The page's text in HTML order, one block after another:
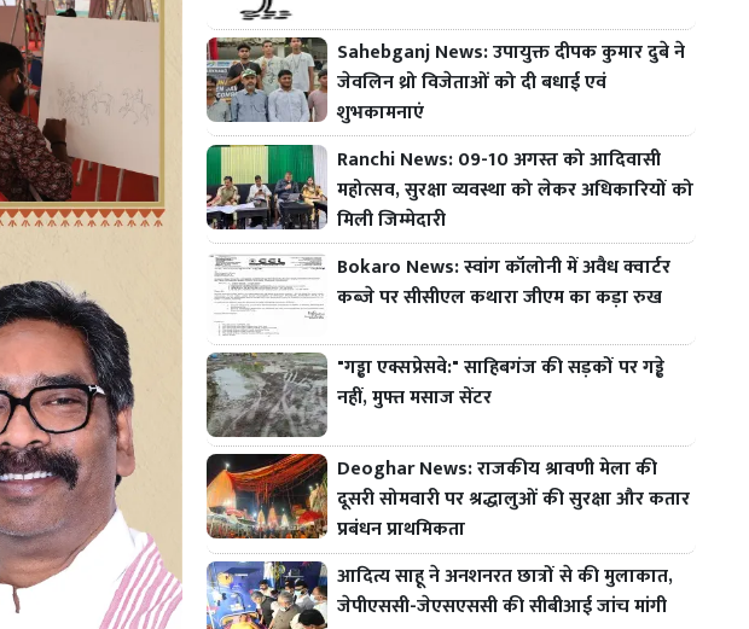
Sahebganj News: उपायुक्त दीपक कुमार दुबे ने
जेवलिन थ्रो विजेताओं को दी बधाई एवं
शुभकामनाएं
Ranchi News: 09-10 अगस्त को आदिवासी
महोत्सव, सुरक्षा व्यवस्था को लेकर अधिकारियों को
मिली जिम्मेदारी
Bokaro News: स्वांग कॉलोनी में अवैध क्वार्टर
कब्जे पर सीसीएल कथारा जीएम का कड़ा रुख
"गड्ढा एक्सप्रेसवे:" साहिबगंज की सड़कों पर गड्ढे
नहीं, मुफ्त मसाज सेंटर
Deoghar News: राजकीय श्रावणी मेला की
दूसरी सोमवारी पर श्रद्धालुओं की सुरक्षा और कतार
प्रबंधन प्राथमिकता
आदित्य साहू ने अनशनरत छात्रों से की मुलाकात,
जेपीएससी-जेएसएससी की सीबीआई जांच मांगी